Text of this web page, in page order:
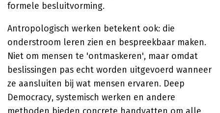
formele besluitvorming.
Antropologisch werken betekent ook: die
onderstroom leren zien en bespreekbaar maken.
Niet om mensen te 'ontmaskeren', maar omdat
beslissingen pas echt worden uitgevoerd wanneer
ze aansluiten bij wat mensen ervaren. Deep
Democracy, systemisch werken en andere